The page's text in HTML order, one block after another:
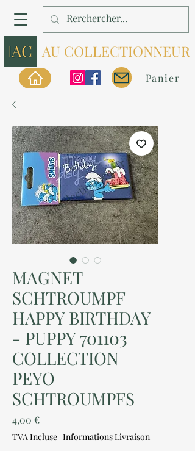
AU COLLECTIONNEUR
Panier
MAGNET
SCHTROUMPF
HAPPY BIRTHDAY
- PUPPY 701103
COLLECTION
PEYO
SCHTROUMPFS
4,00 €Prix
TVA Incluse | Informations Livraison